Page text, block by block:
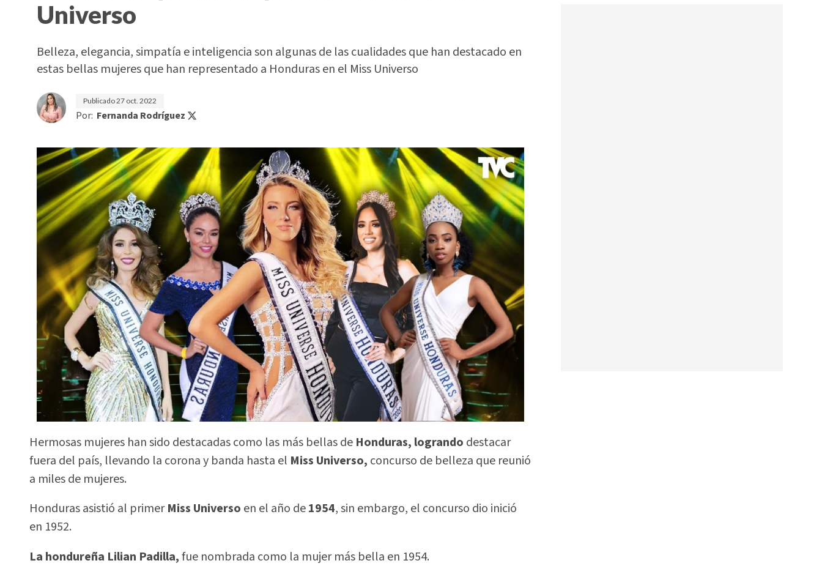
Universo
Belleza, elegancia, simpatía e inteligencia son algunas de las cualidades que han destacado en
estas bellas mujeres que han representado a Honduras en el Miss Universo
Publicado27 oct. 2022
Por: Fernanda Rodríguez
Hermosas mujeres han sido destacadas como las más bellas de Honduras, logrando destacar
fuera del país, llevando la corona y banda hasta el Miss Universo, concurso de belleza que reunió
a miles de mujeres.
Honduras asistió al primerMiss Universo en el año de1954, sin embargo, el concurso dio inició
en 1952.
La hondureña Lilian Padilla,fue nombrada como la mujer más bella en 1954.